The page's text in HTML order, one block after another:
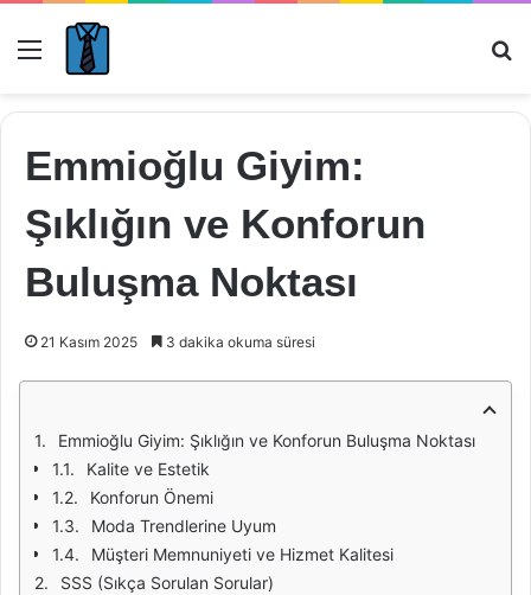
Menü
Emmioğlu Giyim:
Şıklığın ve Konforun
Buluşma Noktası
21 Kasım 2025 3 dakika okuma süresi
Emmioğlu Giyim: Şıklığın ve Konforun Buluşma Noktası
Kalite ve Estetik
Konforun Önemi
Moda Trendlerine Uyum
Müşteri Memnuniyeti ve Hizmet Kalitesi
SSS (Sıkça Sorulan Sorular)